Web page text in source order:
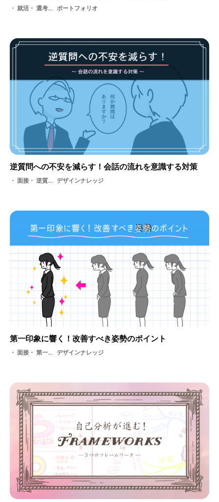
就活・ 選考・ 装丁選び・ デザイン ポートフォリオ
逆質問への不安を減らす！会話の流れを意識する対策
面接・ 逆質問対策・ 就活・ 採用・ 選考 デザインナレッジ
第一印象に響く！改善すべき姿勢のポイント
面接・ 第一印象・ 就活・ ビジネス・ 採用・ 選考 デザインナレッジ